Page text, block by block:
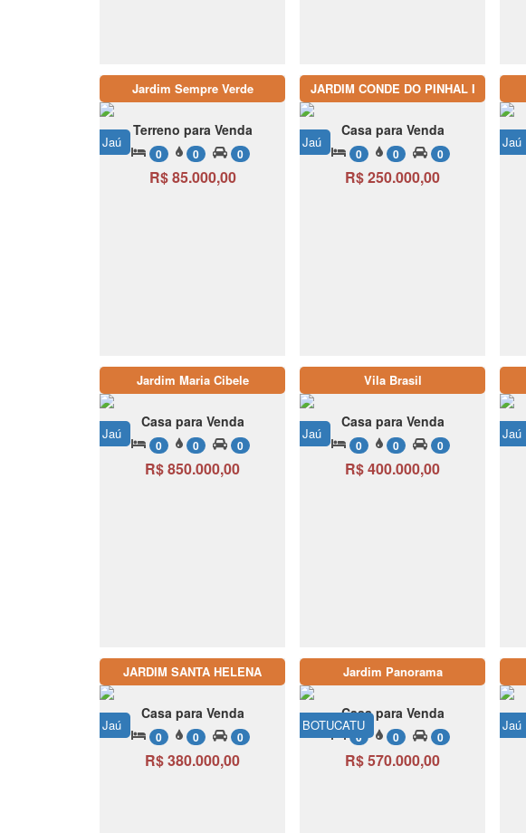
Jardim Sempre Verde
Jaú
Terreno para Venda
0 0 0
R$ 85.000,00
JARDIM CONDE DO PINHAL I
Jaú
Casa para Venda
0 0 0
R$ 250.000,00
Jaú
Jardim Maria Cibele
Jaú
Casa para Venda
0 0 0
R$ 850.000,00
Vila Brasil
Jaú
Casa para Venda
0 0 0
R$ 400.000,00
Jaú
JARDIM SANTA HELENA
Jaú
Casa para Venda
0 0 0
R$ 380.000,00
Jardim Panorama
BOTUCATU
Casa para Venda
0 0 0
R$ 570.000,00
Jaú